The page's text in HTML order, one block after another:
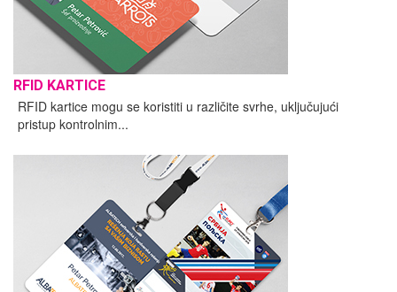
RFID KARTICE
RFID kartice mogu se koristiti u različite svrhe, uključujući
pristup kontrolnim...